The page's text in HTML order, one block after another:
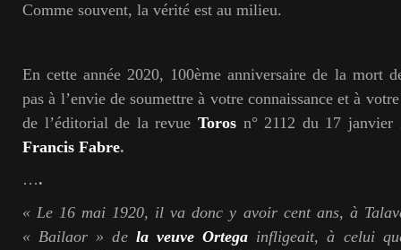
Comme souvent, la vérité est au milieu.
En cette année 2020, 100ème anniversaire de la mort
pas à l’envie de soumettre à votre connaissance et à
de l’éditorial de la revue Toros n° 2112 du 17 janvier
Francis Fabre.
….
« Le 16 mai 1920, il va donc y avoir cent ans, à
« Bailaor » de la veuve Ortega infligeait, à celui